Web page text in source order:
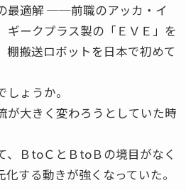
最適解 ──前職のアッカ・イ
ギークプラス製の「ＥＶＥ」を
棚搬送ロボットを日本で初めて
ょうか。
大きく変わろうとしていた時
、ＢtoＣとＢtoＢの境目がなく
する動きが強くなっていた。